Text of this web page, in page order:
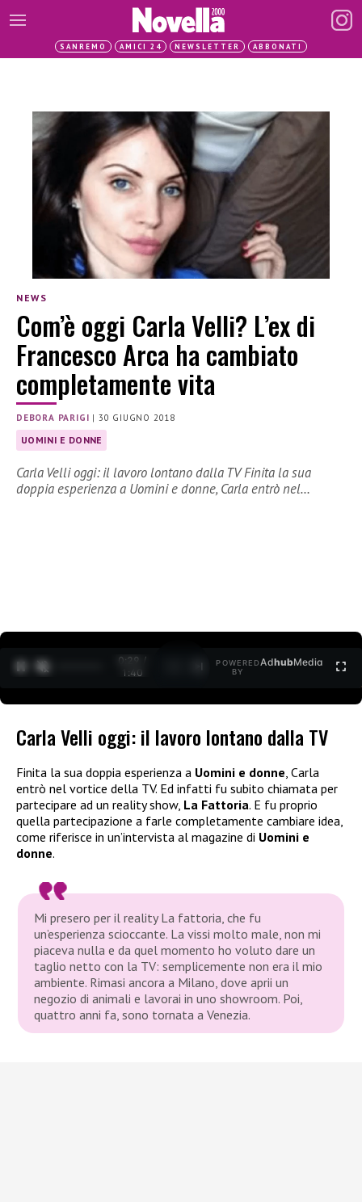
SANREMO AMICI 24 NEWSLETTER ABBONATI
NEWS
Com’è oggi Carla Velli? L’ex di
Francesco Arca ha cambiato
completamente vita
DEBORA PARIGI | 30 GIUGNO 2018
UOMINI E DONNE
Carla Velli oggi: il lavoro lontano dalla TV Finita la sua
doppia esperienza a Uomini e donne, Carla entrò nel…
0:30 /
1:40
POWERED
BY
AdhubMedia
Carla Velli oggi: il lavoro lontano dalla TV
Finita la sua doppia esperienza a Uomini e donne, Carla
entrò nel vortice della TV. Ed infatti fu subito chiamata per
partecipare ad un reality show, La Fattoria. E fu proprio
quella partecipazione a farle completamente cambiare idea,
come riferisce in un’intervista al magazine di Uomini e
donne.
Mi presero per il reality La fattoria, che fu
un’esperienza scioccante. La vissi molto male, non mi
piaceva nulla e da quel momento ho voluto dare un
taglio netto con la TV: semplicemente non era il mio
ambiente. Rimasi ancora a Milano, dove aprii un
negozio di animali e lavorai in uno showroom. Poi,
quattro anni fa, sono tornata a Venezia.